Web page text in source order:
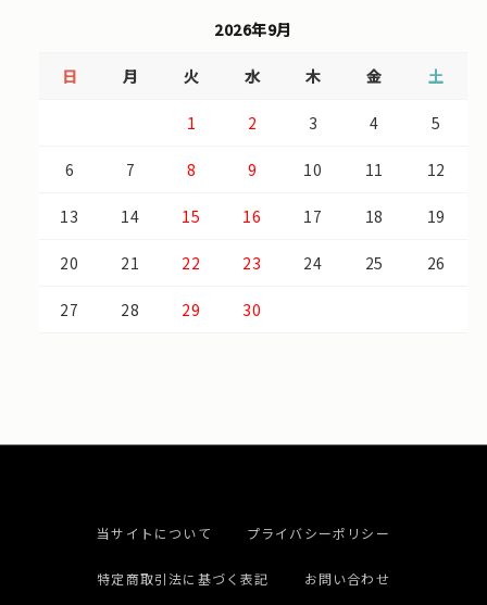
2026年9月
日 月 火 水 木 金 土
1 2 3 4 5
6 7 8 9 10 11 12
13 14 15 16 17 18 19
20 21 22 23 24 25 26
27 28 29 30
当サイトについて プライバシーポリシー
特定商取引法に基づく表記 お問い合わせ